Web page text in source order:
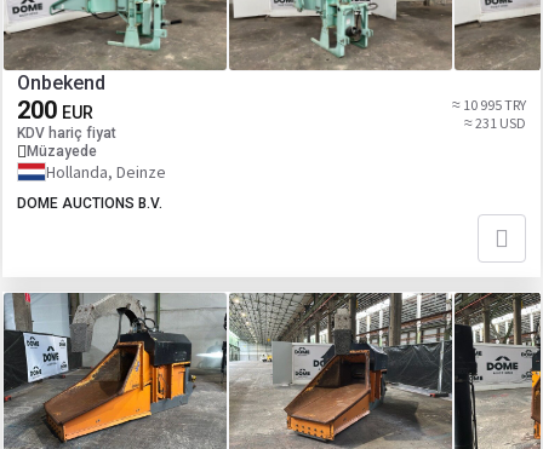
Onbekend
200 EUR
KDV hariç fiyat
Müzayede
≈ 10 995 TRY
≈ 231 USD
Hollanda, Deinze
DOME AUCTIONS B.V.